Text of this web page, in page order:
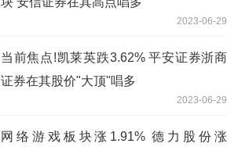
2023-06-29
当前焦点!凯莱英跌3.62% 平安证券浙商
证券在其股价"大顶"唱多
2023-06-29
网络游戏板块涨1.91% 德力股份涨